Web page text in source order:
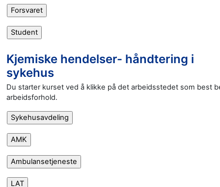
Kjemiske hendelser- håndtering i
sykehus
Du starter kurset ved å klikke på det arbeidsstedet som best
arbeidsforhold.